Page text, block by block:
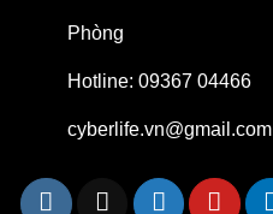
Phòng
Hotline: 09367 04466
cyberlife.vn@gmail.com